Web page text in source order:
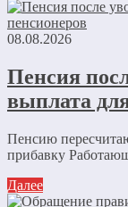
08.08.2026
Пенсия
выплата
Пенсию
прибавку
Далее